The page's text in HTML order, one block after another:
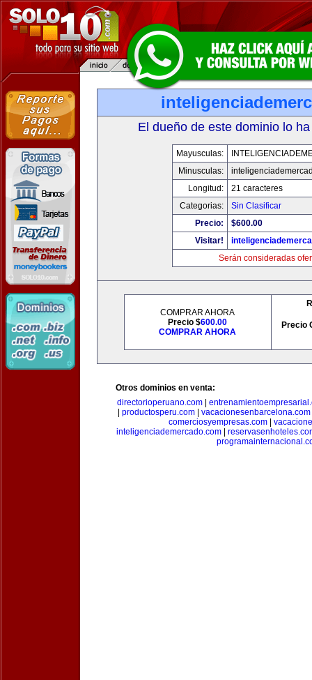
El dueño de este dominio lo
Mayusculas:
Minusculas:
Longitud:
21 caracteres
Categorias:
Sin Clasificar
Precio:
$600.00
Visitar!
Serán consideradas
COMPRAR AHORA
Precio $600.00
COMPRAR AHORA
Precio
Otros dominios en venta:
directorioperuano.com
productosperu.com| vacacionesenbarcelona.com
comerciosyempresas.com|
inteligenciademercado.com|